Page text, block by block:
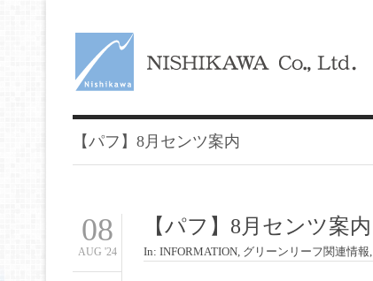
【パフ】8月センツ案内
08
AUG '24
【パフ】8月センツ案内
In: INFORMATION, グリーンリーフ関連情報,